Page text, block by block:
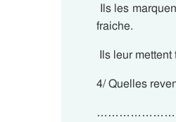
 Ils les
fraiche.
 Ils leur
4/ Quelles